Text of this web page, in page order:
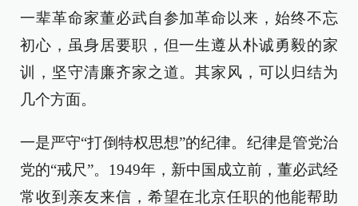
一辈革命家董必武自参加革命以来，始终不忘
初心，虽身居要职，但一生遵从朴诚勇毅的家
训，坚守清廉齐家之道。其家风，可以归结为
几个方面。
一是严守“打倒特权思想”的纪律。纪律是管党治
党的“戒尺”。1949年，新中国成立前，董必武经
常收到亲友来信，希望在北京任职的他能帮助